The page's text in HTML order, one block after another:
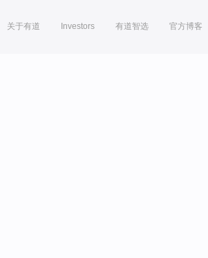
关于有道 Investors 有道智选 官方博客